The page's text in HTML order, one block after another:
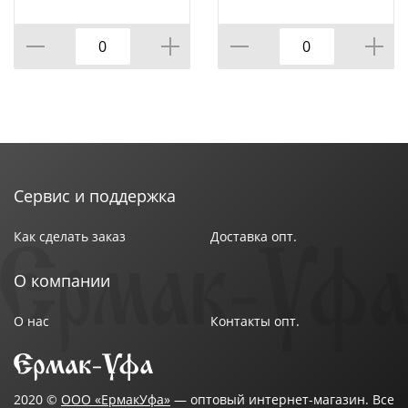
Цвет : Черный
Страна производства : Китай
Сервис и поддержка
Как сделать заказ Доставка опт.
О компании
О нас Контакты опт.
2020 © ООО «ЕрмакУфа» — оптовый интернет-магазин. Все